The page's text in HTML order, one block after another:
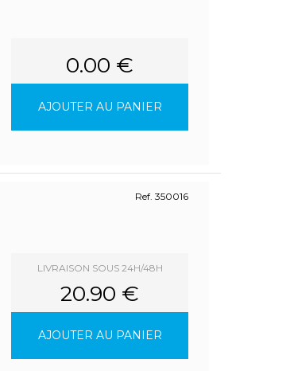
0.00 €
AJOUTER AU PANIER
Ref. 350016
LIVRAISON SOUS 24H/48H
20.90 €
AJOUTER AU PANIER